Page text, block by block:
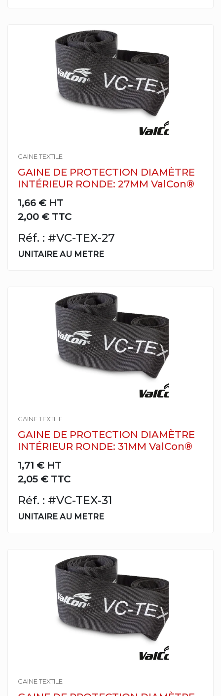
GAINE TEXTILE
GAINE DE PROTECTION DIAMÈTRE
INTÉRIEUR RONDE: 27MM ValCon®
1,66 € HT
2,00 € TTC
Réf. : #VC-TEX-27
UNITAIRE AU METRE
GAINE TEXTILE
GAINE DE PROTECTION DIAMÈTRE
INTÉRIEUR RONDE: 31MM ValCon®
1,71 € HT
2,05 € TTC
Réf. : #VC-TEX-31
UNITAIRE AU METRE
GAINE TEXTILE